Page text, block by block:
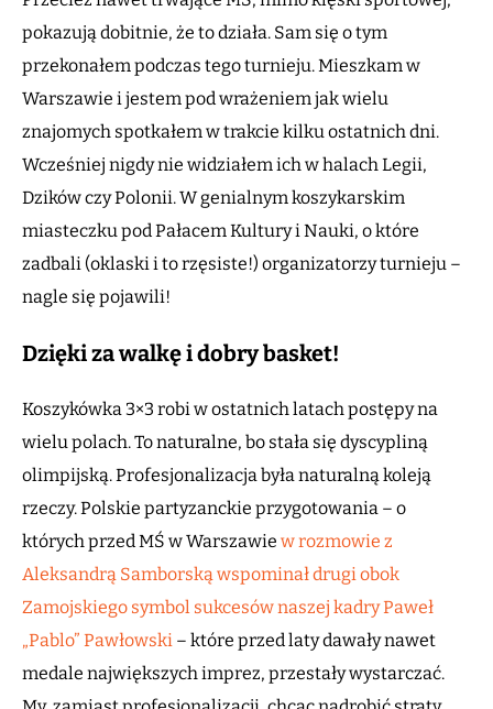
pokazują dobitnie, że to działa. Sam się o tym
przekonałem podczas tego turnieju. Mieszkam w
Warszawie i jestem pod wrażeniem jak wielu
znajomych spotkałem w trakcie kilku ostatnich dni.
Wcześniej nigdy nie widziałem ich w halach Legii,
Dzików czy Polonii. W genialnym koszykarskim
miasteczku pod Pałacem Kultury i Nauki, o które
zadbali (oklaski i to rzęsiste!) organizatorzy turnieju –
nagle się pojawili!
Dzięki za walkę i dobry basket!
Koszykówka 3×3 robi w ostatnich latach postępy na
wielu polach. To naturalne, bo stała się dyscypliną
olimpijską. Profesjonalizacja była naturalną koleją
rzeczy. Polskie partyzanckie przygotowania – o
których przed MŚ w Warszawie w rozmowie z
Aleksandrą Samborską wspominał drugi obok
Zamojskiego symbol sukcesów naszej kadry Paweł
„Pablo” Pawłowski – które przed laty dawały nawet
medale największych imprez, przestały wystarczać.